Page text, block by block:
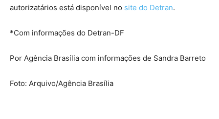
autorizatários está disponível no site do Detran.
*Com informações do Detran-DF
Por Agência Brasília com informações de Sandra Barreto
Foto: Arquivo/Agência Brasília